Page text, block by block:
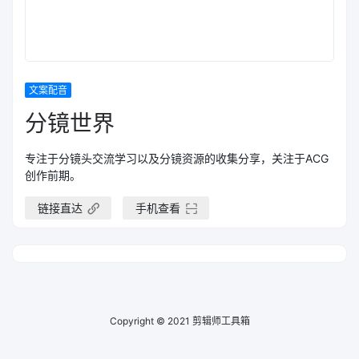
文案配音
分镜世界
专注于分镜头交流学习以及分镜资源的收集分享，关注于ACG
创作前期。
链接直达 手机查看
Copyright © 2021 剪辑师工具箱